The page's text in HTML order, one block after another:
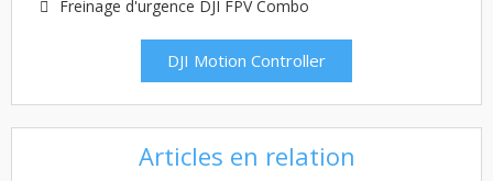
Freinage d'urgence DJI FPV Combo
DJI Motion Controller
Articles en relation